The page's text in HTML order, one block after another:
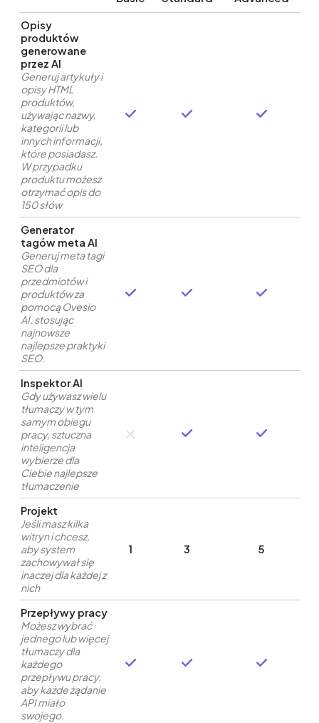
Opisy
produktów
generowane
przez AI
Generuj artykuły i
opisy HTML
produktów,
używając nazwy,
kategorii lub
innych informacji,
które posiadasz.
W przypadku
produktu możesz
otrzymać opis do
150 słów
Generator
tagów meta AI
Generuj meta tagi
SEO dla
przedmiotów i
produktów za
pomocą Ovesio
AI, stosując
najnowsze
najlepsze praktyki
SEO.
Inspektor AI
Gdy używasz wielu
tłumaczy w tym
samym obiegu
pracy, sztuczna
inteligencja
wybierze dla
Ciebie najlepsze
tłumaczenie
Projekt
Jeśli masz kilka
witryn i chcesz,
aby system
zachowywał się
inaczej dla każdej z
nich
1 3 5
Przepływy pracy
Możesz wybrać
jednego lub więcej
tłumaczy dla
każdego
przepływu pracy,
aby każde żądanie
API miało
swojego.